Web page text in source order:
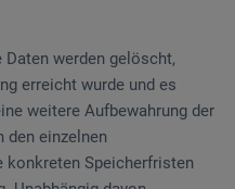
Daten werden gelöscht,
erreicht wurde und es
weitere Aufbewahrung der
den einzelnen
konkreten Speicherfristen